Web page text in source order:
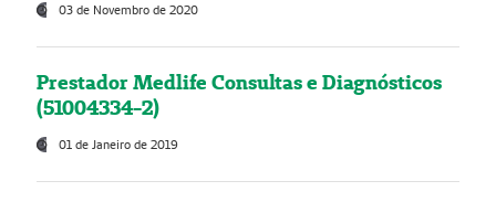
03 de Novembro de 2020
Prestador Medlife Consultas e Diagnósticos
(51004334-2)
01 de Janeiro de 2019